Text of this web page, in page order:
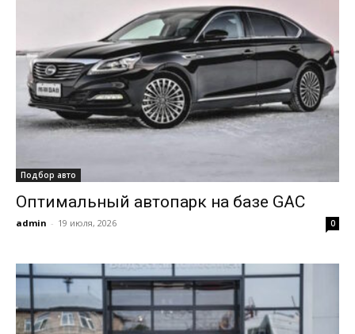
Подбор авто
Оптимальный автопарк на базе GAC
admin - 19 июля, 2026 0